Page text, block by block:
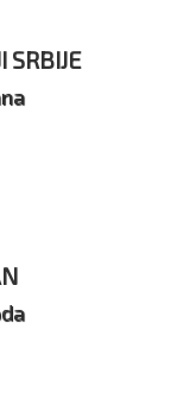
SRBIJE